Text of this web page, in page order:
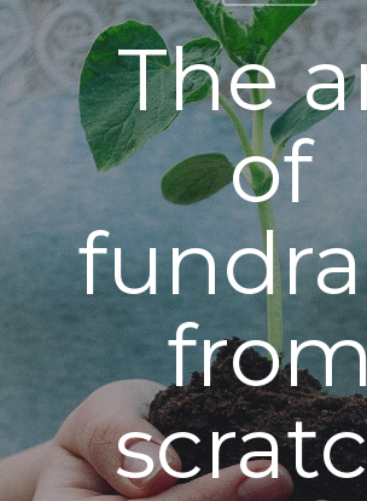
The
of